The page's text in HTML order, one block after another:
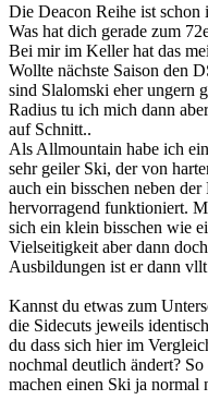
Die Deacon Reihe ist schon
Was hat dich gerade zum
Bei mir im Keller hat das
Wollte nächste Saison den
sind Slalomski eher ungern
Radius tu ich mich dann
auf Schnitt..
Als Allmountain habe ich
sehr geiler Ski, der von
auch ein bisschen neben
hervorragend funktioniert.
sich ein klein bisschen wie
Vielseitigkeit aber dann
Ausbildungen ist er dann
Kannst du etwas zum
die Sidecuts jeweils
du dass sich hier im
nochmal deutlich ändert?
machen einen Ski ja normal